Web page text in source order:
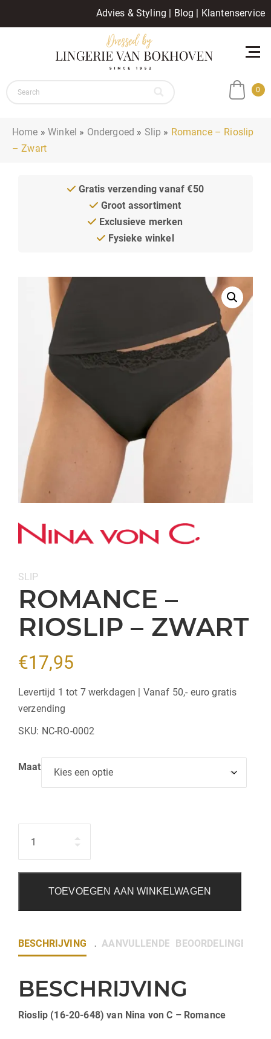
Advies & Styling | Blog | Klantenservice
0
Home »Winkel » Ondergoed » Slip » Romance – Rioslip
– Zwart
Gratis verzending vanaf €50
Groot assortiment
Exclusieve merken
Fysieke winkel
Categorie:
SLIP
ROMANCE –
RIOSLIP – ZWART
€17,95
Levertijd 1 tot 7 werkdagen | Vanaf 50,- euro gratis
verzending
SKU: NC-RO-0002
Maat
TOEVOEGEN AAN WINKELWAGEN
BESCHRIJVING AANVULLENDE INFORMATIE
BEOORDELINGEN (0)
BESCHRIJVING
Rioslip (16-20-648) van Nina von C – Romance